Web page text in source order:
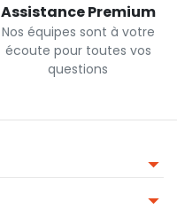
Assistance Premium
Nos équipes sont à votre
écoute pour toutes vos
questions